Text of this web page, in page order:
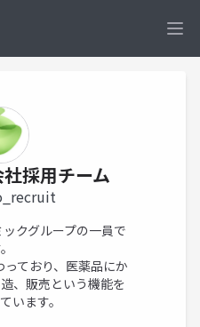
採用チーム
クグループの一員で
ており、医薬品にか
、販売という機能を
います。